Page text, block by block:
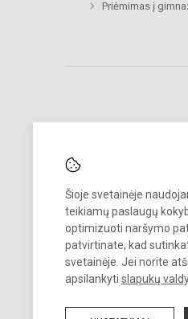
Šioje svetainėje
teikiamų paslaugų
optimizuoti naršymo
patvirtinate, kad
svetainėje. Jei norite
apsilankyti slapukų
Priėmimas į
RAŠYKITE
© 2022. Vilniaus Radvilų